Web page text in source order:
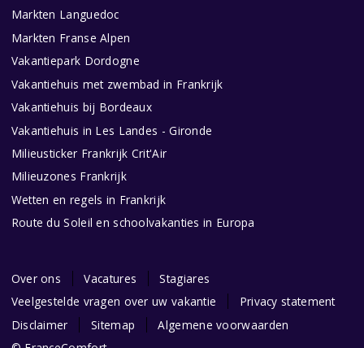
Markten Languedoc
Markten Franse Alpen
Vakantiepark Dordogne
Vakantiehuis met zwembad in Frankrijk
Vakantiehuis bij Bordeaux
Vakantiehuis in Les Landes - Gironde
Milieusticker Frankrijk Crit'Air
Milieuzones Frankrijk
Wetten en regels in Frankrijk
Route du Soleil en schoolvakanties in Europa
Over ons Vacatures
Stagiares
Veelgestelde vragen over uw vakantie
Privacy statement
Disclaimer
Sitemap
Algemene voorwaarden